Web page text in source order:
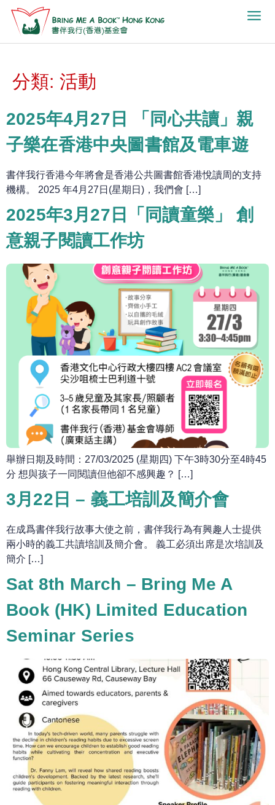
分類: 活動
2025年4月27日 「同心共讀」親
子樂在香港中央圖書館及電車遊
書伴我行香港今年將會是香港公共圖書館香港悅讀周的支持
機構。 2025 年4月27日(星期日)，我們會 […]
2025年3月27日「同讀童樂」 創
意親子閱讀工作坊
舉辦日期及時間：27/03/2025 (星期四) 下午3時30分至4時45
分 想與孩子一同閱讀但他卻不感興趣？ […]
3月22日 – 義工培訓及簡介會
在成爲書伴我行故事大使之前，書伴我行為有興趣人士提供
兩小時的義工共讀培訓及簡介會。 義工必須出席是次培訓及
簡介 […]
Sat 8th March – Bring Me A
Book (HK) Limited Education
Seminar Series